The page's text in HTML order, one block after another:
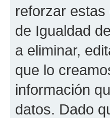
reforzar estas
de Igualdad
a eliminar,
que lo
información
datos. Dado